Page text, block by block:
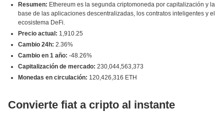
Resumen: Ethereum es la segunda criptomoneda por capitalización y la
base de las aplicaciones descentralizadas, los contratos inteligentes y el
ecosistema DeFi.
Precio actual: 1,910.25
Cambio 24h: 2.36%
Cambio en 1 año: -48.26%
Capitalización de mercado: 230,044,563,373
Monedas en circulación: 120,426,316 ETH
Convierte fiat a cripto al instante